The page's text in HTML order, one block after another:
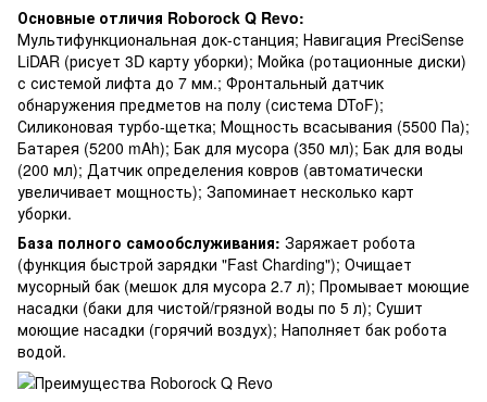
Основные отличия Roborock Q Revo:
Мультифункциональная док-станция; Навигация PreciSense
LiDAR (рисует 3D карту уборки); Мойка (ротационные диски)
с системой лифта до 7 мм.; Фронтальный датчик
обнаружения предметов на полу (система DToF);
Силиконовая турбо-щетка; Мощность всасывания (5500 Па);
Батарея (5200 mAh); Бак для мусора (350 мл); Бак для воды
(200 мл); Датчик определения ковров (автоматически
увеличивает мощность); Запоминает несколько карт
уборки.
База полного самообслуживания: Заряжает робота
(функция быстрой зарядки "Fast Charding"); Очищает
мусорный бак (мешок для мусора 2.7 л); Промывает моющие
насадки (баки для чистой/грязной воды по 5 л); Сушит
моющие насадки (горячий воздух); Наполняет бак робота
водой.